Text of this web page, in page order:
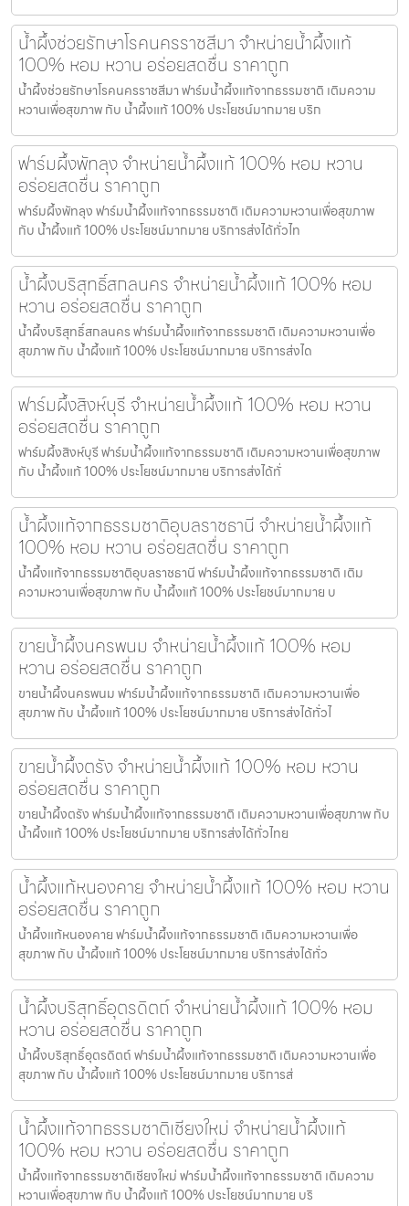
น้ำผึ้งช่วยรักษาโรคนครราชสีมา จำหน่ายน้ำผึ้งแท้
100% หอม หวาน อร่อยสดชื่น ราคาถูก
น้ำผึ้งช่วยรักษาโรคนครราชสีมา ฟาร์มน้ำผึ้งแท้จากธรรมชาติ เติมความ
หวานเพื่อสุขภาพ กับ น้ำผึ้งแท้ 100% ประโยชน์มากมาย บริก
ฟาร์มผึ้งพัทลุง จำหน่ายน้ำผึ้งแท้ 100% หอม หวาน
อร่อยสดชื่น ราคาถูก
ฟาร์มผึ้งพัทลุง ฟาร์มน้ำผึ้งแท้จากธรรมชาติ เติมความหวานเพื่อสุขภาพ
กับ น้ำผึ้งแท้ 100% ประโยชน์มากมาย บริการส่งได้ทั่วไท
น้ำผึ้งบริสุทธิ์สกลนคร จำหน่ายน้ำผึ้งแท้ 100% หอม
หวาน อร่อยสดชื่น ราคาถูก
น้ำผึ้งบริสุทธิ์สกลนคร ฟาร์มน้ำผึ้งแท้จากธรรมชาติ เติมความหวานเพื่อ
สุขภาพ กับ น้ำผึ้งแท้ 100% ประโยชน์มากมาย บริการส่งได
ฟาร์มผึ้งสิงห์บุรี จำหน่ายน้ำผึ้งแท้ 100% หอม หวาน
อร่อยสดชื่น ราคาถูก
ฟาร์มผึ้งสิงห์บุรี ฟาร์มน้ำผึ้งแท้จากธรรมชาติ เติมความหวานเพื่อสุขภาพ
กับ น้ำผึ้งแท้ 100% ประโยชน์มากมาย บริการส่งได้ทั่
น้ำผึ้งแท้จากธรรมชาติอุบลราชธานี จำหน่ายน้ำผึ้งแท้
100% หอม หวาน อร่อยสดชื่น ราคาถูก
น้ำผึ้งแท้จากธรรมชาติอุบลราชธานี ฟาร์มน้ำผึ้งแท้จากธรรมชาติ เติม
ความหวานเพื่อสุขภาพ กับ น้ำผึ้งแท้ 100% ประโยชน์มากมาย บ
ขายน้ำผึ้งนครพนม จำหน่ายน้ำผึ้งแท้ 100% หอม
หวาน อร่อยสดชื่น ราคาถูก
ขายน้ำผึ้งนครพนม ฟาร์มน้ำผึ้งแท้จากธรรมชาติ เติมความหวานเพื่อ
สุขภาพ กับ น้ำผึ้งแท้ 100% ประโยชน์มากมาย บริการส่งได้ทั่วไ
ขายน้ำผึ้งตรัง จำหน่ายน้ำผึ้งแท้ 100% หอม หวาน
อร่อยสดชื่น ราคาถูก
ขายน้ำผึ้งตรัง ฟาร์มน้ำผึ้งแท้จากธรรมชาติ เติมความหวานเพื่อสุขภาพ กับ
น้ำผึ้งแท้ 100% ประโยชน์มากมาย บริการส่งได้ทั่วไทย
น้ำผึ้งแท้หนองคาย จำหน่ายน้ำผึ้งแท้ 100% หอม หวาน
อร่อยสดชื่น ราคาถูก
น้ำผึ้งแท้หนองคาย ฟาร์มน้ำผึ้งแท้จากธรรมชาติ เติมความหวานเพื่อ
สุขภาพ กับ น้ำผึ้งแท้ 100% ประโยชน์มากมาย บริการส่งได้ทั่ว
น้ำผึ้งบริสุทธิ์อุตรดิตถ์ จำหน่ายน้ำผึ้งแท้ 100% หอม
หวาน อร่อยสดชื่น ราคาถูก
น้ำผึ้งบริสุทธิ์อุตรดิตถ์ ฟาร์มน้ำผึ้งแท้จากธรรมชาติ เติมความหวานเพื่อ
สุขภาพ กับ น้ำผึ้งแท้ 100% ประโยชน์มากมาย บริการส่
น้ำผึ้งแท้จากธรรมชาติเชียงใหม่ จำหน่ายน้ำผึ้งแท้
100% หอม หวาน อร่อยสดชื่น ราคาถูก
น้ำผึ้งแท้จากธรรมชาติเชียงใหม่ ฟาร์มน้ำผึ้งแท้จากธรรมชาติ เติมความ
หวานเพื่อสุขภาพ กับ น้ำผึ้งแท้ 100% ประโยชน์มากมาย บริ